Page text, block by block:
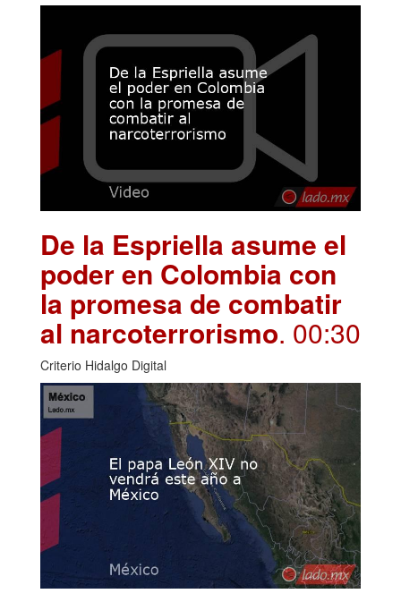
De la Espriella asume el
poder en Colombia con
la promesa de combatir
al narcoterrorismo. 00:30
Criterio Hidalgo Digital